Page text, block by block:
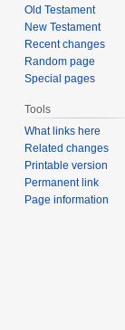
Old Testament
New Testament
Recent changes
Random page
Special pages
Tools
What links here
Related changes
Printable version
Permanent link
Page information